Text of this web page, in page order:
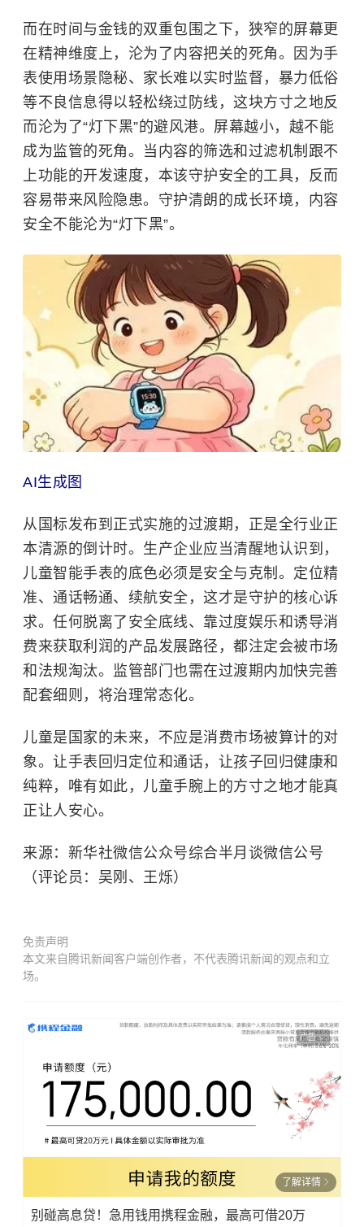
而在时间与金钱的双重包围之下，狭窄的屏幕更
在精神维度上，沦为了内容把关的死角。因为手
表使用场景隐秘、家长难以实时监督，暴力低俗
等不良信息得以轻松绕过防线，这块方寸之地反
而沦为了“灯下黑”的避风港。屏幕越小，越不能
成为监管的死角。当内容的筛选和过滤机制跟不
上功能的开发速度，本该守护安全的工具，反而
容易带来风险隐患。守护清朗的成长环境，内容
安全不能沦为“灯下黑”。
AI生成图
从国标发布到正式实施的过渡期，正是全行业正
本清源的倒计时。生产企业应当清醒地认识到，
儿童智能手表的底色必须是安全与克制。定位精
准、通话畅通、续航安全，这才是守护的核心诉
求。任何脱离了安全底线、靠过度娱乐和诱导消
费来获取利润的产品发展路径，都注定会被市场
和法规淘汰。监管部门也需在过渡期内加快完善
配套细则，将治理常态化。
儿童是国家的未来，不应是消费市场被算计的对
象。让手表回归定位和通话，让孩子回归健康和
纯粹，唯有如此，儿童手腕上的方寸之地才能真
正让人安心。
来源：新华社微信公众号综合半月谈微信公号
（评论员：吴刚、王烁）
免责声明
本文来自腾讯新闻客户端创作者，不代表腾讯新闻的观点和立
场。
广告
了解详情
别碰高息贷！急用钱用携程金融，最高可借20万